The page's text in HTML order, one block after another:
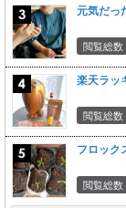
元気だっ
閲覧総数
楽天ラッ
閲覧総数
フロック
閲覧総数